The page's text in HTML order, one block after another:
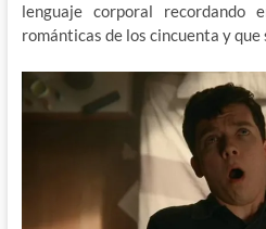
lenguaje corporal recordando
románticas de los cincuenta y que